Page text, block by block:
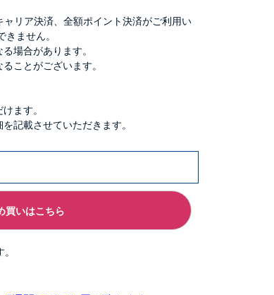
リア決済、全額ポイント決済がご利用い
ません。
場合があります。
ことがございます。
ます。
記載させていただきます。
買いはこちら